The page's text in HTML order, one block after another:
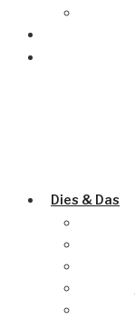
Dies & Das